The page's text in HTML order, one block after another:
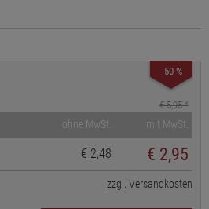
- 50 %
€ 5,95*
ohne MwSt. mit MwSt.
€ 2,48 € 2,95
zzgl. Versandkosten